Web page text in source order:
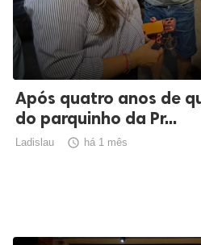
Após quatro anos de
do parquinho da Pr...
Ladislau  há 1 mês